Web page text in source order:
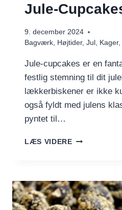
Jule-
9. december 2024
Bagværk, Højtider, Jul , Kager,
Jule-cupcakes er en
festlig stemning til dit
lækkerbiskener er ikke
også fyldt med julens
pyntet til…
LÆS VIDEREJULE-